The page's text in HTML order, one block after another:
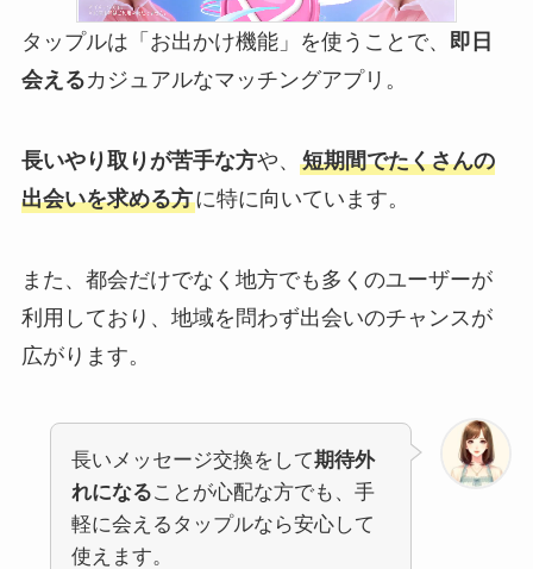
タップルは「お出かけ機能」を使うことで、 即日
会えるカジュアルなマッチングアプリ。
長いやり取りが苦手な方や、 短期間でたくさんの
出会いを求める方に特に向いています。
また、都会だけでなく地方でも多くのユーザーが
利用しており、地域を問わず出会いのチャンスが
広がります。
長いメッセージ交換をして期待外
れになることが心配な方でも、手
軽に会えるタップルなら安心して
使えます。